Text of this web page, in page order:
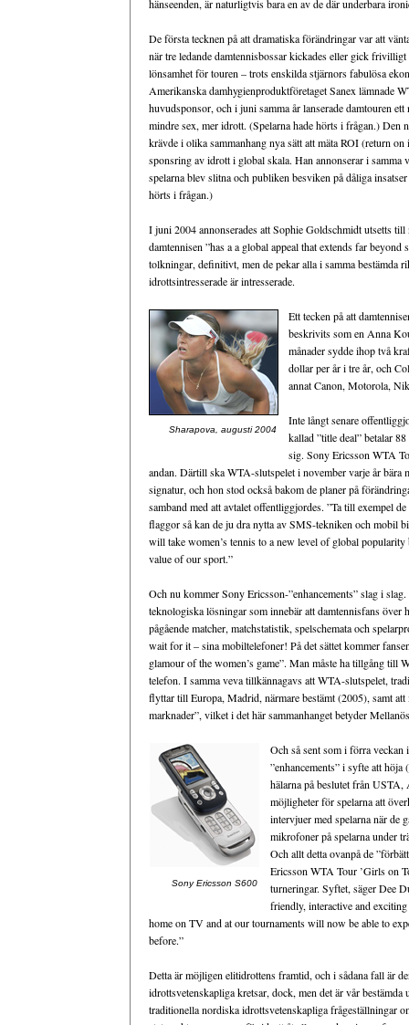
hänseenden, är naturligtvis bara en av de där underbara
De första tecknen på att dramatiska förändringar var att
när tre ledande damtennisbossar kickades eller gick
lönsamhet för touren – trots enskilda stjärnors fabulösa
Amerikanska damhygienproduktföretaget Sanex lämnade
huvudsponsor, och i juni samma år lanserade damtouren
mindre sex, mer idrott. (Spelarna hade hörts i frågan.) Den
krävde i olika sammanhang nya sätt att mäta ROI (return on
sponsring av idrott i global skala. Han annonserar i samma
spelarna blev slitna och publiken besviken på dåliga
hörts i frågan.)
I juni 2004 annonserades att Sophie Goldschmidt utsetts
damtennisen ”has a a global appeal that extends far
tolkningar, definitivt, men de pekar alla i samma bestämda
idrottsintresserade är intresserade.
Sharapova, augusti 2004
Ett tecken på att
beskrivits som en Anna
månader sydde ihop två
dollar per år i tre år, och
annat Canon, Motorola,
Inte långt senare
kallad ”title deal” betalar
sig. Sony Ericsson WTA
andan. Därtill ska WTA-slutspelet i november varje år
signatur, och hon stod också bakom de planer på
samband med att avtalet offentliggjordes. ”Ta till exempel
flaggor så kan de ju dra nytta av SMS-tekniken och mobil
will take women’s tennis to a new level of global
value of our sport.”
Och nu kommer Sony Ericsson-”enhancements” slag i
teknologiska lösningar som innebär att damtennisfans
pågående matcher, matchstatistik, spelschemata och
wait for it – sina mobiltelefoner! På det sättet kommer
glamour of the women’s game”. Man måste ha tillgång till
telefon. I samma veva tillkännagavs att WTA-slutspelet,
flyttar till Europa, Madrid, närmare bestämt (2005), samt
marknader”, vilket i det här sammanhanget betyder
Sony Ericsson S600
Och så sent som i förra veckan
”enhancements” i syfte att
hälarna på beslutet från
möjligheter för spelarna att
intervjuer med spelarna när de
mikrofoner på spelarna under
Och allt detta ovanpå de
Ericsson WTA Tour ’Girls on
turneringar. Syftet, säger Dee
friendly, interactive and
home on TV and at our tournaments will now be able to
before.”
Detta är möjligen elitidrottens framtid, och i sådana fall är
idrottsvetenskapliga kretsar, dock, men det är vår
traditionella nordiska idrottsvetenskapliga frågeställningar